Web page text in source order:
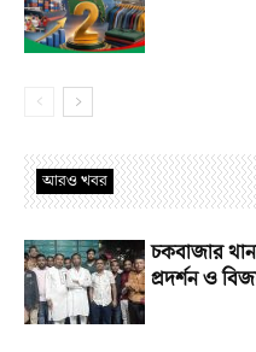
আরও খবর
চকবাজার
প্রদর্শন ও